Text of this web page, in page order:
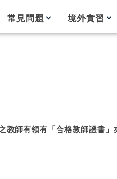
常見問題 境外實習
師有領有「合格教師證書